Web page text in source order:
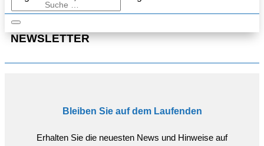
NEWSLETTER
Bleiben Sie auf dem Laufenden
Erhalten Sie die neuesten News und Hinweise auf